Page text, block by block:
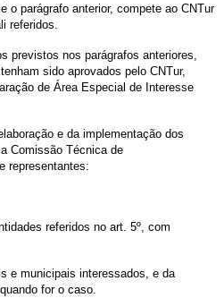
o parágrafo anterior, compete ao CNTur
referidos.
nos parágrafos anteriores,
sido aprovados pelo CNTur,
de Área Especial de Interesse
e da implementação dos
Comissão Técnica de
representantes:
referidos no art. 5º, com
municipais interessados, e da
for o caso.